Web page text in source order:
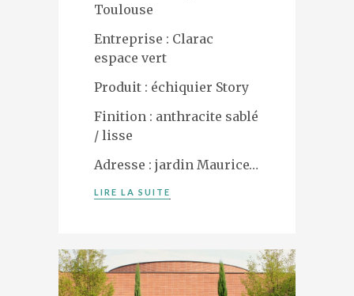
Toulouse
Entreprise : Clarac
espace vert
Produit : échiquier Story
Finition : anthracite sablé
/ lisse
Adresse : jardin Maurice…
LIRE LA SUITE